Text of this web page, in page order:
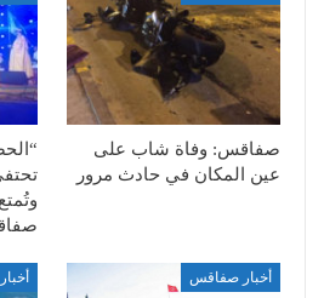
صفاقس: وفاة شاب على
عين المكان في حادث مرور
أخبار صفاقس